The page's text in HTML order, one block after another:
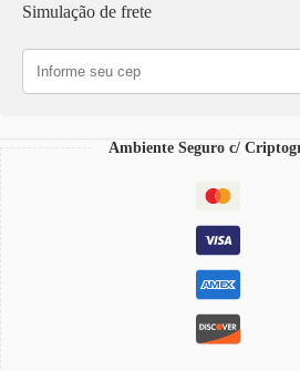
Prateado
Simulação de frete
Ambiente Seguro c/